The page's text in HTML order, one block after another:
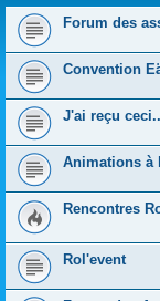
Forum des
Convention
J'ai reçu
Animations à
Rencontres
Rol'event